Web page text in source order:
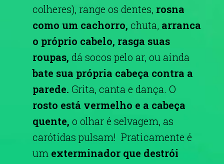
colheres), range os dentes, rosna
como um cachorro, chuta, arranca
o próprio cabelo, rasga suas
roupas, dá socos pelo ar, ou ainda
bate sua própria cabeça contra a
parede. Grita, canta e dança. O
rosto está vermelho e a cabeça
quente, o olhar é selvagem, as
carótidas pulsam! Praticamente é
um exterminador que destrói